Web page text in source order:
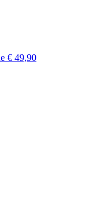
€ 49,90